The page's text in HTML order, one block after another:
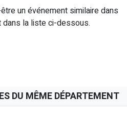
un événement similaire dans
la liste ci-dessous.
DU MÊME DÉPARTEMENT